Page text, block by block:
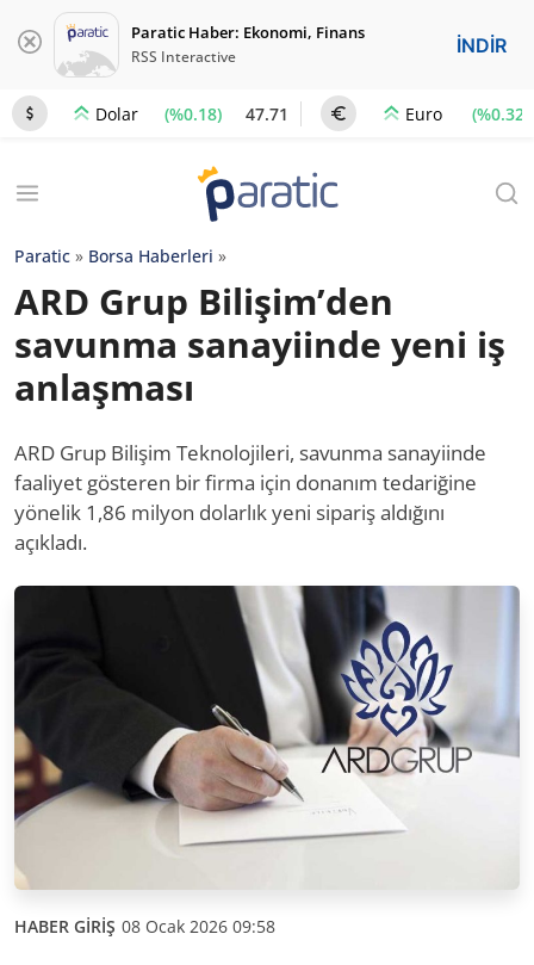
Paratic Haber: Ekonomi, Finans
RSS Interactive İNDİR
Dolar (%0.18) 47.71 Euro (%0.32)
Paratic » Borsa Haberleri »
ARD Grup Bilişim’den
savunma sanayiinde yeni iş
anlaşması
ARD Grup Bilişim Teknolojileri, savunma sanayiinde
faaliyet gösteren bir firma için donanım tedariğine
yönelik 1,86 milyon dolarlık yeni sipariş aldığını
açıkladı.
HABER GİRİŞ 08 Ocak 2026 09:58